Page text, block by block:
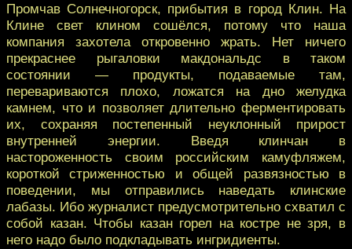
Промчав Солнечногорск, прибытия в город Клин. На
Клине свет клином сошёлся, потому что наша
компания захотела откровенно жрать. Нет ничего
прекраснее рыгаловки макдональдс в таком
состоянии — продукты, подаваемые там,
перевариваются плохо, ложатся на дно желудка
камнем, что и позволяет длительно ферментировать
их, сохраняя постепенный неуклонный прирост
внутренней энергии. Введя клинчан в
настороженность своим российским камуфляжем,
короткой стриженностью и общей развязностью в
поведении, мы отправились наведать клинские
лабазы. Ибо журналист предусмотрительно схватил с
собой казан. Чтобы казан горел на костре не зря, в
него надо было подкладывать ингридиенты.